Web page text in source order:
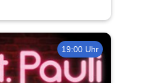
19:00 Uhr